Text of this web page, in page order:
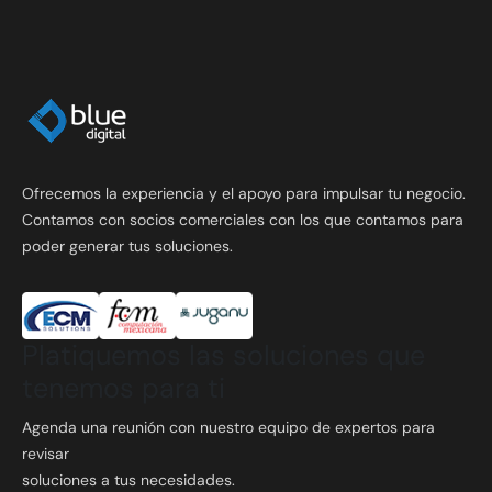
Ofrecemos la experiencia y el apoyo para impulsar tu negocio.
Contamos con socios comerciales con los que contamos para
poder generar tus soluciones.
Agenda una reunión con nuestro equipo de expertos para
revisar
soluciones a tus necesidades.